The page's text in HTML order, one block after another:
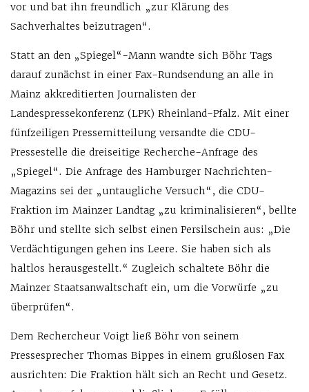
vor und bat ihn freundlich „zur Klärung des
Sachverhaltes beizutragen“.
Statt an den „Spiegel“-Mann wandte sich Böhr Tags
darauf zunächst in einer Fax-Rundsendung an alle in
Mainz akkreditierten Journalisten der
Landespressekonferenz (LPK) Rheinland-Pfalz. Mit einer
fünfzeiligen Pressemitteilung versandte die CDU-
Pressestelle die dreiseitige Recherche-Anfrage des
„Spiegel“. Die Anfrage des Hamburger Nachrichten-
Magazins sei der „untaugliche Versuch“, die CDU-
Fraktion im Mainzer Landtag „zu kriminalisieren“, bellte
Böhr und stellte sich selbst einen Persilschein aus: „Die
Verdächtigungen gehen ins Leere. Sie haben sich als
haltlos herausgestellt.“ Zugleich schaltete Böhr die
Mainzer Staatsanwaltschaft ein, um die Vorwürfe „zu
überprüfen“.
Dem Rechercheur Voigt ließ Böhr von seinem
Pressesprecher Thomas Bippes in einem grußlosen Fax
ausrichten: Die Fraktion hält sich an Recht und Gesetz.